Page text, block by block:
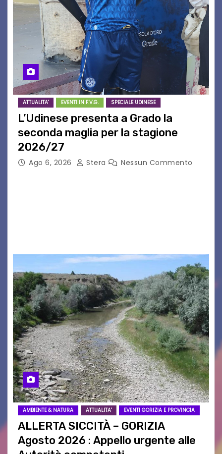
ATTUALITA' EVENTI IN F.V.G. SPECIALE UDINESE
L’Udinese presenta a Grado la
seconda maglia per la stagione
2026/27
Ago 6, 2026 Stera Nessun Commento
AMBIENTE & NATURA ATTUALITA' EVENTI GORIZIA E PROVINCIA
ALLERTA SICCITÀ – GORIZIA
Agosto 2026 : Appello urgente alle